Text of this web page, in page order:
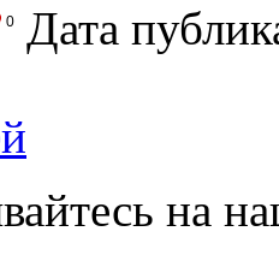
0
Дата
на